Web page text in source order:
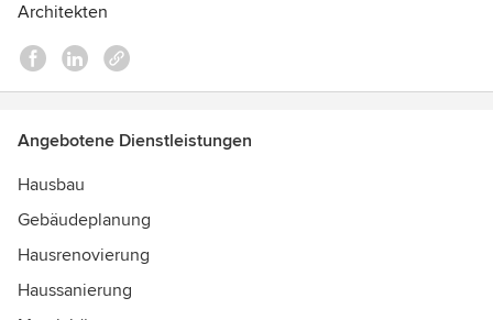
Architekten
Angebotene Dienstleistungen
Hausbau
Gebäudeplanung
Hausrenovierung
Haussanierung